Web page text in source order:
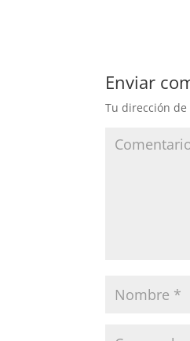
Enviar
Tu dirección